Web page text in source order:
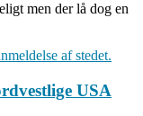
men der lå dog en
af stedet.